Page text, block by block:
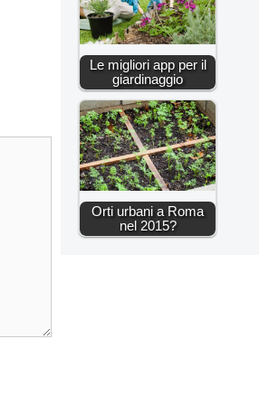
Le migliori app per il
giardinaggio
Orti urbani a Roma
nel 2015?